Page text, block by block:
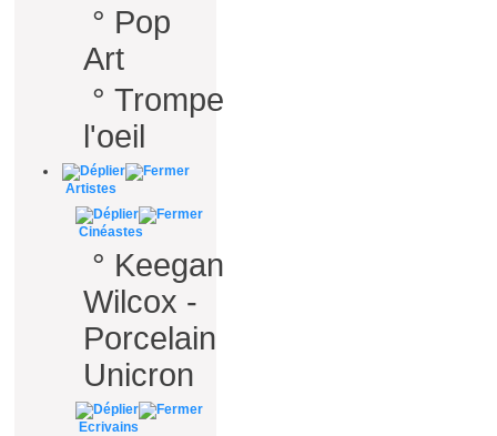
° Pop
Art
° Trompe
l'oeil
Artistes
Cinéastes
° Keegan
Wilcox -
Porcelain
Unicron
Ecrivains